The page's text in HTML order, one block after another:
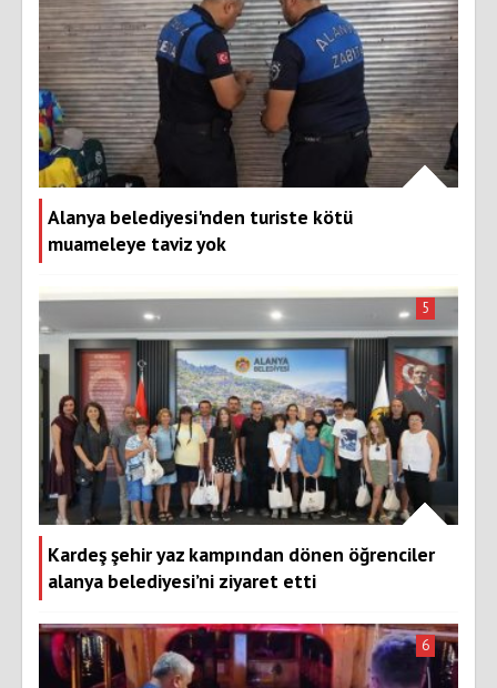
Alanya belediyesi'nden turiste kötü
muameleye taviz yok
Kardeş şehir yaz kampından dönen öğrenciler
alanya belediyesi’ni ziyaret etti
5
6